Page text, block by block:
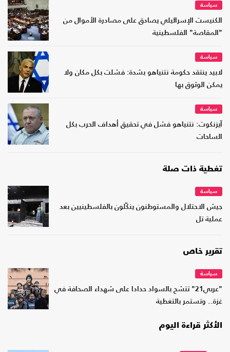
سياسة
الكنيست الإسرائيلي يصادق على مصادرة الأموال من
"المقاصة" الفلسطينية
سياسة
لابيد ينتقد حكومة نتنياهو بشدة: فشلت بكل مكان ولا
يمكن الوثوق بها
سياسة
آيزنكوت: نتنياهو فشل في تحقيق أهداف الحرب بكل
الساحات
تغطية ذات صلة
سياسة
جيش الاحتلال والمستوطنون ينكّلون بالفلسطينيين بعد
عملية تل
تقرير خاص
سياسة
"عربي21" تتشح بالسواد حدادا على شهداء الصحافة في
غزة.. وتستمر بالتغطية
الأكثر قراءة اليوم